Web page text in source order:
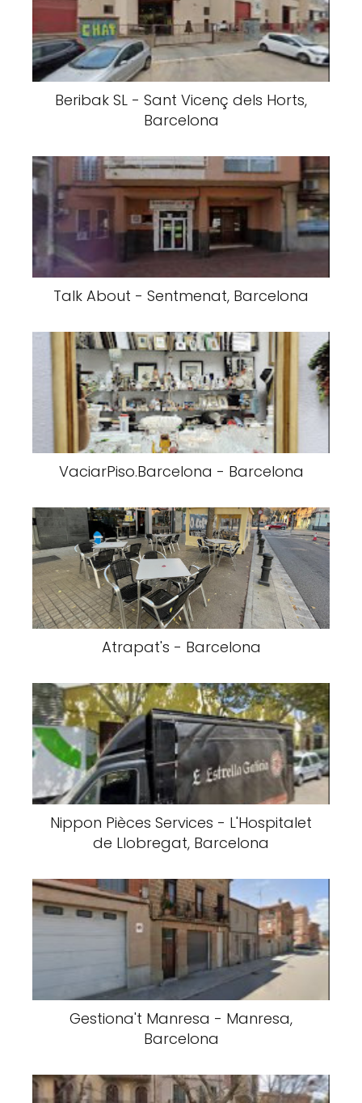
Beribak SL - Sant Vicenç dels Horts,
Barcelona
Talk About - Sentmenat, Barcelona
VaciarPiso.Barcelona - Barcelona
Atrapat's - Barcelona
Nippon Pièces Services - L'Hospitalet
de Llobregat, Barcelona
Gestiona't Manresa - Manresa,
Barcelona